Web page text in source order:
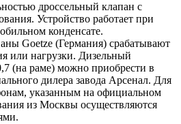
дроссельный клапан с
Устройство работает при
конденсате.
Goetze (Германия) срабатывают
или нагрузки. Дизельный
(на раме) можно приобрести в
дилера завода Арсенал. Для
указанным на официальном
из Москвы осуществляются